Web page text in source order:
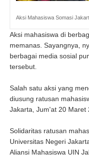
Aksi Mahasiswa Somasi
Aksi mahasiswa di
memanas. Sayangnya,
berbagai media sosial
tersebut.
Salah satu aksi yang
diusung ratusan
Jakarta, Jum'at 20 Maret
Solidaritas ratusan
Universitas Negeri
Aliansi Mahasiswa UIN